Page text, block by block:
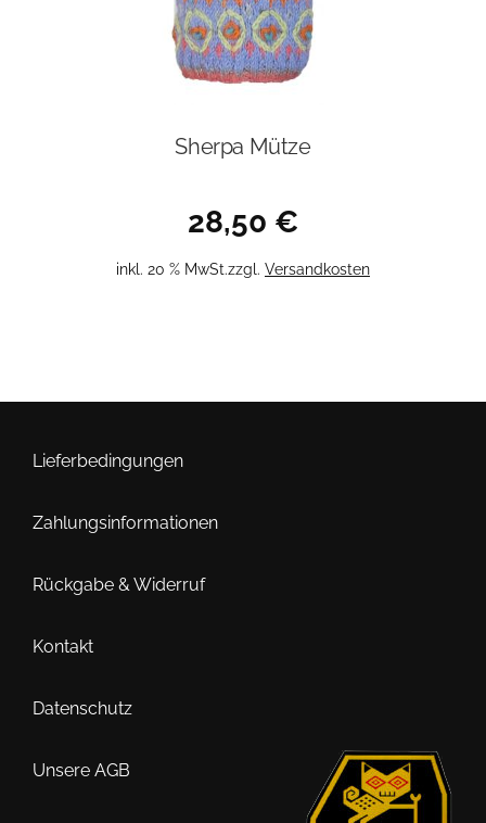
Sherpa Mütze
28,50 €
inkl. 20 % MwSt.zzgl. Versandkosten
Lieferbedingungen
Zahlungsinformationen
Rückgabe & Widerruf
Kontakt
Datenschutz
Unsere AGB